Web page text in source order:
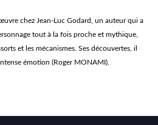
chez Jean-Luc Godard, un auteur qui a
tout à la fois proche et mythique,
et les mécanismes. Ses découvertes, il
émotion (Roger MONAMI).